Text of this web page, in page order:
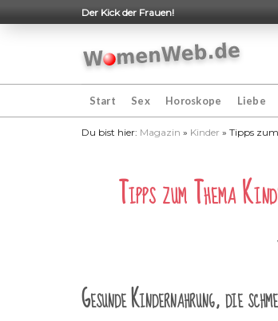
to
Der Kick der Frauen!
Start Sex Horoskope Liebe
Du bist hier: Magazin » Kinder » Tipps
Tipps zum Thema
Gesunde Kindernahrung, die